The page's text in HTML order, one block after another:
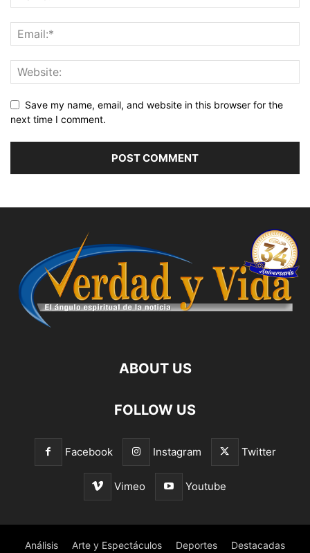
Save my name, email, and website in this browser for the
next time I comment.
ABOUT US
FOLLOW US
Facebook Instagram Twitter
Vimeo Youtube
Análisis Arte y Espectáculos Deportes Destacadas